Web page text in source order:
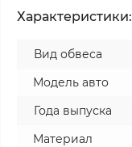
Характеристики:
Вид обвеса
Модель авто
Года выпуска
Материал